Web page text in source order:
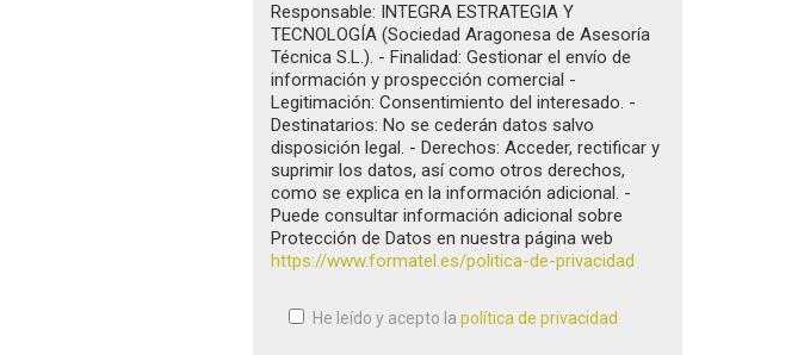
Responsable: INTEGRA ESTRATEGIA Y
TECNOLOGÍA (Sociedad Aragonesa de Asesoría
Técnica S.L.). - Finalidad: Gestionar el envío de
información y prospección comercial -
Legitimación: Consentimiento del interesado. -
Destinatarios: No se cederán datos salvo
disposición legal. - Derechos: Acceder, rectificar y
suprimir los datos, así como otros derechos,
como se explica en la información adicional. -
Puede consultar información adicional sobre
Protección de Datos en nuestra página web
https://www.formatel.es/politica-de-privacidad
He leído y acepto la política de privacidad